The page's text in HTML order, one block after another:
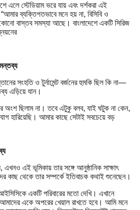
এলে স্টেডিয়াম ভরে যায় এবং দর্শকরা এই
ব্যক্তিগতভাবে মনে হয় না, বিসিবি ও
বাস্তব সমস্যা আছে। বাংলাদেশে একটি সিরিজ
সংহতি ও টুর্নামেন্ট বর্জনের হুমকি ছিল কি না—
এড়িয়ে যান।
অংশ ছিলাম না। তবে এটুকু বলব, যাই ঘটুক না কেন,
হারিয়েছি। আমার কাছে সেটাই সবচেয়ে বড়
এই ভূমিকায় তার সঙ্গে আনুষ্ঠানিক সাক্ষাৎ
কাছ থেকে তার সম্পর্কে ইতিবাচক কথাই শুনেছেন।
একটি পরিবারের মতো দেখি। এখানে
একে অপরের খেয়াল রাখতে হবে। আমি মনে